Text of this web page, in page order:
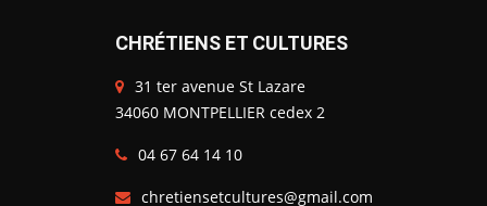
CHRÉTIENS ET CULTURES
31 ter avenue St Lazare
34060 MONTPELLIER cedex 2
04 67 64 14 10
chretiensetcultures@gmail.com